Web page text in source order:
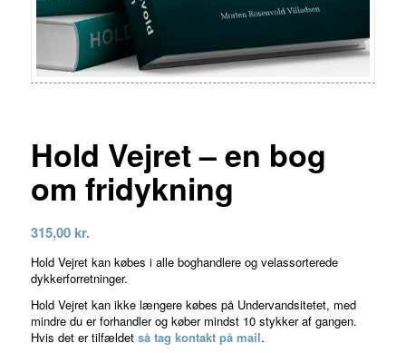
Hold Vejret – en bog
om fridykning
315,00 kr.
Hold Vejret kan købes i alle boghandlere og velassorterede
dykkerforretninger.
Hold Vejret kan ikke længere købes på Undervandsitetet, med
mindre du er forhandler og køber mindst 10 stykker af gangen.
Hvis det er tilfældet så tag kontakt på mail.